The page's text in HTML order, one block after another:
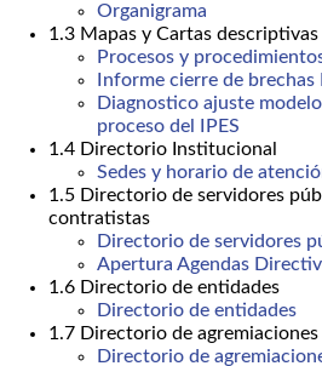
Organigrama
1.3 Mapas y Cartas
Procesos y
Informe cierre de brechas
Diagnostico ajuste
proceso del IPES
1.4 Directorio Institucional
Sedes y horario de
1.5 Directorio de servidores
contratistas
Directorio de servidores
Apertura Agendas
1.6 Directorio de entidades
Directorio de entidades
1.7 Directorio de agremiaciones
Directorio de